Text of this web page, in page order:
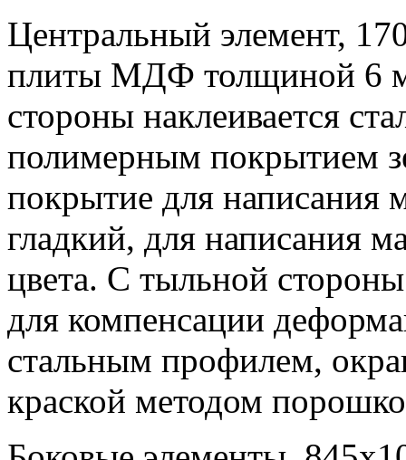
Центральный элемент,
плиты МДФ толщиной 6
стороны наклеивается
полимерным покрытием
покрытие для написания
гладкий, для написания
цвета. С тыльной
для компенсации
стальным профилем,
краской методом